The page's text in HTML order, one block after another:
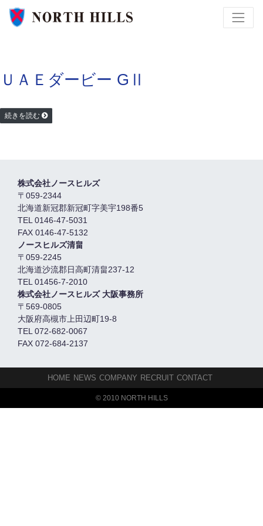
ＵＡＥダービー GⅡ
続きを読む
株式会社ノースヒルズ
〒059-2344
北海道新冠郡新冠町字美宇198番5
TEL 0146-47-5031
FAX 0146-47-5132
ノースヒルズ清畠
〒059-2245
北海道沙流郡日高町清畠237-12
TEL 01456-7-2010
株式会社ノースヒルズ 大阪事務所
〒569-0805
大阪府高槻市上田辺町19-8
TEL 072-682-0067
FAX 072-684-2137
HOME NEWS COMPANY RECRUIT CONTACT
© 2010 NORTH HILLS